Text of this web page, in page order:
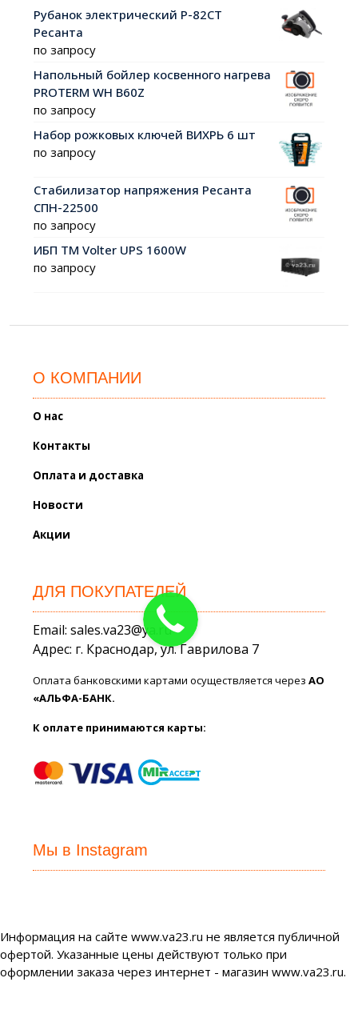
Рубанок электрический Р-82СТ
Ресанта
по запросу
Напольный бойлер косвенного нагрева
PROTERM WH B60Z
по запросу
Набор рожковых ключей ВИХРЬ 6 шт
по запросу
Стабилизатор напряжения Ресанта
СПН-22500
по запросу
ИБП ТМ Volter UPS 1600W
по запросу
О КОМПАНИИ
О нас
Контакты
Оплата и доставка
Новости
Акции
ДЛЯ ПОКУПАТЕЛЕЙ
Email: sales.va23@ya.ru
Адрес: г. Краснодар, ул. Гаврилова 7
Оплата банковскими картами осуществляется черезАО
«АЛЬФА-БАНК.
К оплате принимаются карты:
Мы в Instagram
Информация на сайте www.va23.ru не является публичной
офертой. Указанные цены действуют только при
оформлении заказа через интернет - магазин www.va23.ru.